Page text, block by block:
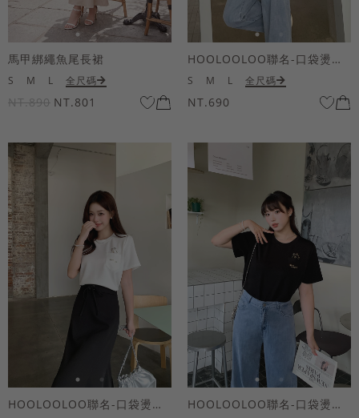
馬甲綁繩魚尾長裙
S M L 全尺碼
NT.890 NT.801
HOOLOOLOO聯名-口袋燙金KUKU熊短袖上衣
S M L 全尺碼
NT.690
HOOLOOLOO聯名-口袋燙金KUKU熊短袖上衣 HOOLOOLOO聯名-口袋燙金KUKU熊短袖上衣